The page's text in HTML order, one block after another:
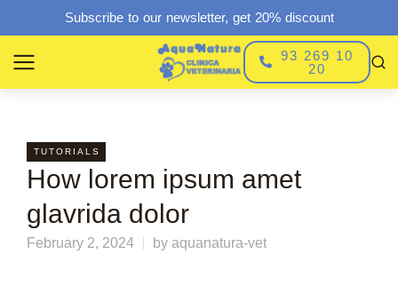
Subscribe to our newsletter, get 20% discount
93 269 10
20
TUTORIALS
How lorem ipsum amet
glavrida dolor
February 2, 2024 by aquanatura-vet